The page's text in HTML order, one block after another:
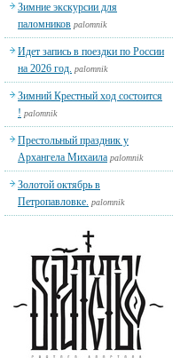
Зимние экскурсии для
паломников palomnik
Идет запись в поездки по России
на 2026 год. palomnik
Зимний Крестный ход состоится
! palomnik
Престольный праздник у
Архангела Михаила palomnik
Золотой октябрь в
Петропавловке. palomnik